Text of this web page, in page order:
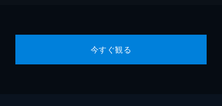
今すぐ観る